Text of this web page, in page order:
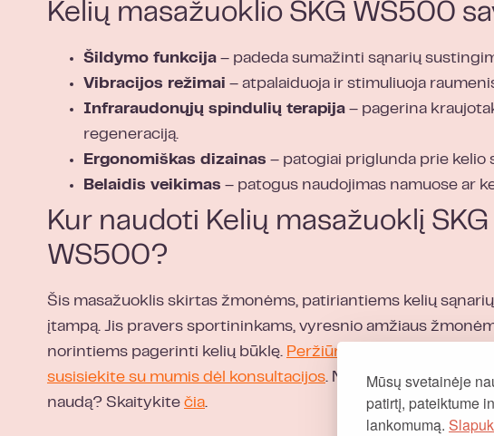
Mūsų svetainėje
patirtį, pateiktume
lankomumą.
Kelių masažuoklio SKG WS500
Šildymo funkcija – padeda sumažinti sąnarių
Vibracijos režimai – atpalaiduoja ir stimuliuoja
Infraraudonųjų spindulių terapija – pagerina
regeneraciją.
Ergonomiškas dizainas – patogiai priglunda prie kelio
Belaidis veikimas – patogus naudojimas namuose ar
Kur naudoti Kelių masažuoklį SKG
WS500?
Šis masažuoklis skirtas žmonėms, patiriantiems kelių
įtampą. Jis pravers sportininkams, vyresnio amžiaus
norintiems pagerinti kelių būklę. Peržiūrėkite visus
susisiekite su mumis dėl konsultacijos. Norite sužinoti
naudą? Skaitykite čia.